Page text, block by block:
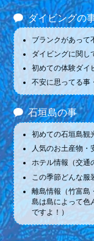
ダイビングの
ブランクがあって
ダイビングに関し
初めての体験ダイ
不安に思ってる事
石垣島の事
初めての石垣島観
人気のお土産物・
ホテル情報（交通
この季節どんな服
離島情報（竹富島
島は島によって色
ですよ！）